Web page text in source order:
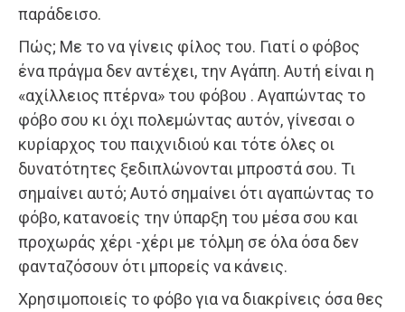
παράδεισο.
Πώς; Με το να γίνεις φίλος του. Γιατί ο φόβος
ένα πράγμα δεν αντέχει, την Αγάπη. Αυτή είναι η
«αχίλλειος πτέρνα» του φόβου . Αγαπώντας το
φόβο σου κι όχι πολεμώντας αυτόν, γίνεσαι ο
κυρίαρχος του παιχνιδιού και τότε όλες οι
δυνατότητες ξεδιπλώνονται μπροστά σου. Τι
σημαίνει αυτό; Αυτό σημαίνει ότι αγαπώντας το
φόβο, κατανοείς την ύπαρξη του μέσα σου και
προχωράς χέρι -χέρι με τόλμη σε όλα όσα δεν
φανταζόσουν ότι μπορείς να κάνεις.
Χρησιμοποιείς το φόβο για να διακρίνεις όσα θες